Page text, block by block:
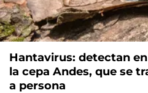
Hantavirus: detectan
la cepa Andes, que se
a persona